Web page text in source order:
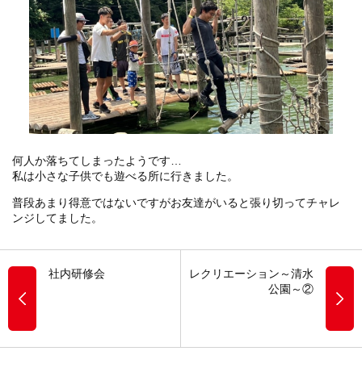
何人か落ちてしまったようです…
私は小さな子供でも遊べる所に行きました。
普段あまり得意ではないですがお友達がいると張り切ってチャレ
ンジしてました。
社内研修会
レクリエーション～清水
公園～②